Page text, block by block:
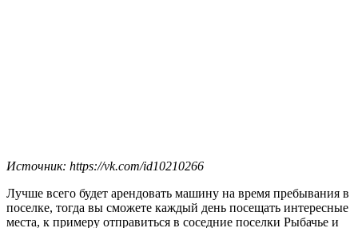
Источник: https://vk.com/id10210266
Лучше всего будет арендовать машину на время пребывания в
поселке, тогда вы сможете каждый день посещать интересные
места, к примеру отправиться в соседние поселки Рыбачье и